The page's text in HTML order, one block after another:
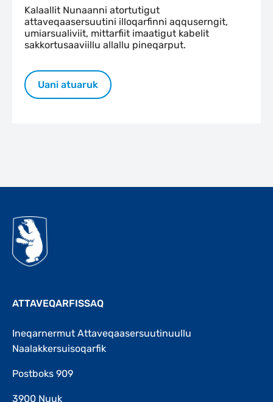
Kalaallit Nunaanni atortutigut
attaveqaasersuutini illoqarfinni aqquserngit,
umiarsualiviit, mittarfiit imaatigut kabelit
sakkortusaaviillu allallu pineqarput.
Uani atuaruk
ATTAVEQARFISSAQ
Ineqarnermut Attaveqaasersuutinuullu
Naalakkersuisoqarfik
Postboks 909
3900 Nuuk